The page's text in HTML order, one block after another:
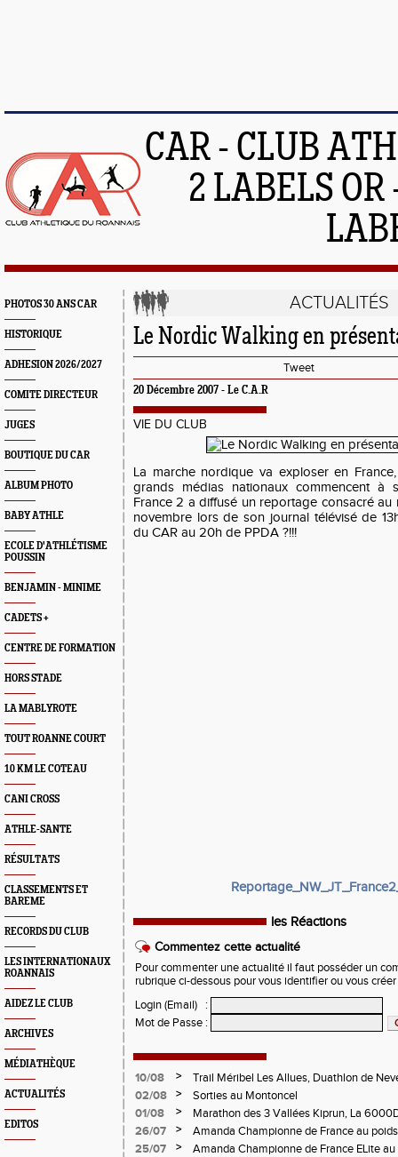
CAR - CLUB
2 LABELS
PHOTOS 30 ANS CAR
HISTORIQUE
ADHESION 2026/2027
COMITE DIRECTEUR
JUGES
BOUTIQUE DU CAR
ALBUM PHOTO
BABY ATHLE
ECOLE D'ATHLÉTISME
POUSSIN
BENJAMIN - MINIME
CADETS +
CENTRE DE FORMATION
HORS STADE
LA MABLYROTE
TOUT ROANNE COURT
10 KM LE COTEAU
CANI CROSS
ATHLE-SANTE
RÉSULTATS
CLASSEMENTS ET
BAREME
RECORDS DU CLUB
LES INTERNATIONAUX
ROANNAIS
AIDEZ LE CLUB
ARCHIVES
MÉDIATHÈQUE
ACTUALITÉS
EDITOS
ACTUALITÉS
Le Nordic Walking en
Tweet
20 Décembre 2007 - Le C.A.R
VIE DU CLUB
La marche nordique va exploser en
grands médias nationaux commencent à
France 2 a diffusé un reportage consacré
novembre lors de son journal télévisé de
du CAR au 20h de PPDA ?!!!
les Réactions
Commentez cette actualité
Pour commenter une actualité il faut posséder un
rubrique ci-dessous pour vous identifier ou vous
Login (Email)
:
Mot de Passe :
10/08 >
Trail Méribel Les Allues, Duathlon de
02/08
>
Sorties au Montoncel
01/08
>
Marathon des 3 Vallées Kiprun, La
Verticale d'Orcières, St Augustin
26/07 >
Amanda Championne de France au poids
25/07
>
Amanda Championne de France ELite